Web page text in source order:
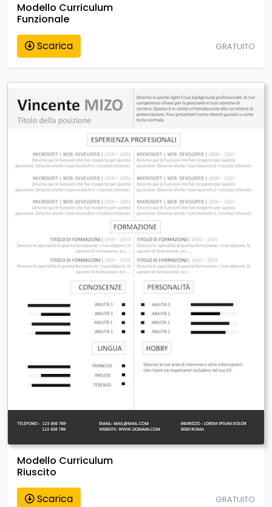
Modello Curriculum
Funzionale
Scarica
GRATUITO
Modello Curriculum
Riuscito
Scarica
GRATUITO